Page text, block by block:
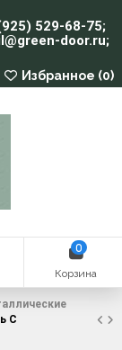
529-68-75;
door.ru;
Избранное (0)
0
Корзина
С